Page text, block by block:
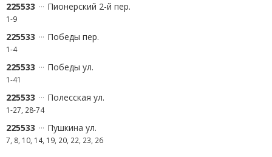
225533 Пионерский 2-й пер.
1-9
225533 Победы пер.
1-4
225533 Победы ул.
1-41
225533 Полесская ул.
1-27, 28-74
225533 Пушкина ул.
7, 8, 10, 14, 19, 20, 22, 23, 26